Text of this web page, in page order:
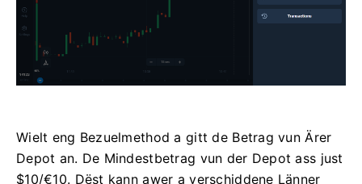
Wielt eng Bezuelmethod a gitt de Betrag vun Ärer
Depot an. De Mindestbetrag vun der Depot ass just
$10/€10. Dëst kann awer a verschiddene Länner